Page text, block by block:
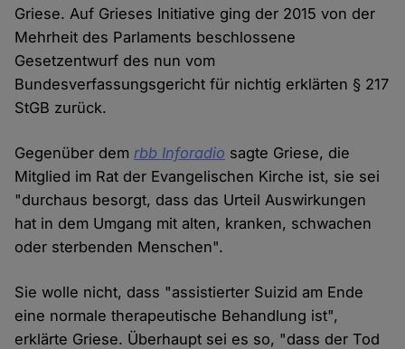
Griese. Auf Grieses Initiative ging der 2015 von der
Mehrheit des Parlaments beschlossene
Gesetzentwurf des nun vom
Bundesverfassungsgericht für nichtig erklärten § 217
StGB zurück.
Gegenüber demrbb Inforadio sagte Griese, die
Mitglied im Rat der Evangelischen Kirche ist, sie sei
"durchaus besorgt, dass das Urteil Auswirkungen
hat in dem Umgang mit alten, kranken, schwachen
oder sterbenden Menschen".
Sie wolle nicht, dass "assistierter Suizid am Ende
eine normale therapeutische Behandlung ist",
erklärte Griese. Überhaupt sei es so, "dass der Tod